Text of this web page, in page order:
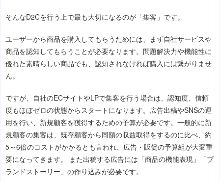
そんなD2Cを行う上で最も大切になるのが「集客」です。
ユーザーから商品を購入してもらうためには、まず自社サービスや
商品を認知してもらうことが必要なります。問題解決力や機能性に
優れた素晴らしい商品でも、認知されなければ購入には繋がりませ
ん。
ですが、自社のECサイトやLPで集客を行う場合は、認知度、信頼
度もほぼゼロの状態からスタートになります。広告出稿やSNSの運
用を行い、新規顧客を獲得するための予算が必要です。一般的に新
規顧客の集客は、既存顧客から同額の収益取得をするのに比べ、約
5～6倍のコストがかかるとも言われ、広告・販促の予算組が大変重
要になってきます。 また出稿する広告には「商品の機能表現」「ブ
ランドストーリー」の作り込みが必要です。